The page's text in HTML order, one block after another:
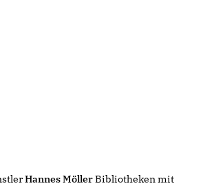
Hannes MöllerBibliotheken mit